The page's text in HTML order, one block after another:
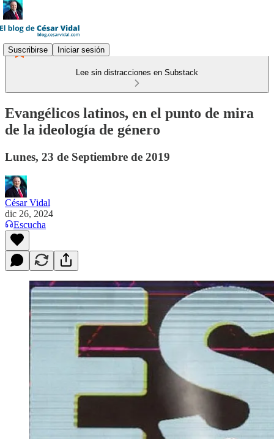
Suscribirse Iniciar sesión
Lee sin distracciones en Substack
Evangélicos latinos, en el punto de mira
de la ideología de género
Lunes, 23 de Septiembre de 2019
César Vidal
dic 26, 2024
Escucha